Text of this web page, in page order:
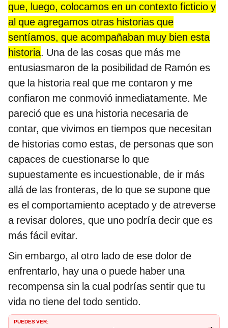
que, luego, colocamos en un contexto ficticio y
al que agregamos otras historias que
sentíamos, que acompañaban muy bien esta
historia. Una de las cosas que más me
entusiasmaron de la posibilidad de Ramón es
que la historia real que me contaron y me
confiaron me conmovió inmediatamente. Me
pareció que es una historia necesaria de
contar, que vivimos en tiempos que necesitan
de historias como estas, de personas que son
capaces de cuestionarse lo que
supuestamente es incuestionable, de ir más
allá de las fronteras, de lo que se supone que
es el comportamiento aceptado y de atreverse
a revisar dolores, que uno podría decir que es
más fácil evitar.
Sin embargo, al otro lado de ese dolor de
enfrentarlo, hay una o puede haber una
recompensa sin la cual podrías sentir que tu
vida no tiene del todo sentido.
PUEDES VER: